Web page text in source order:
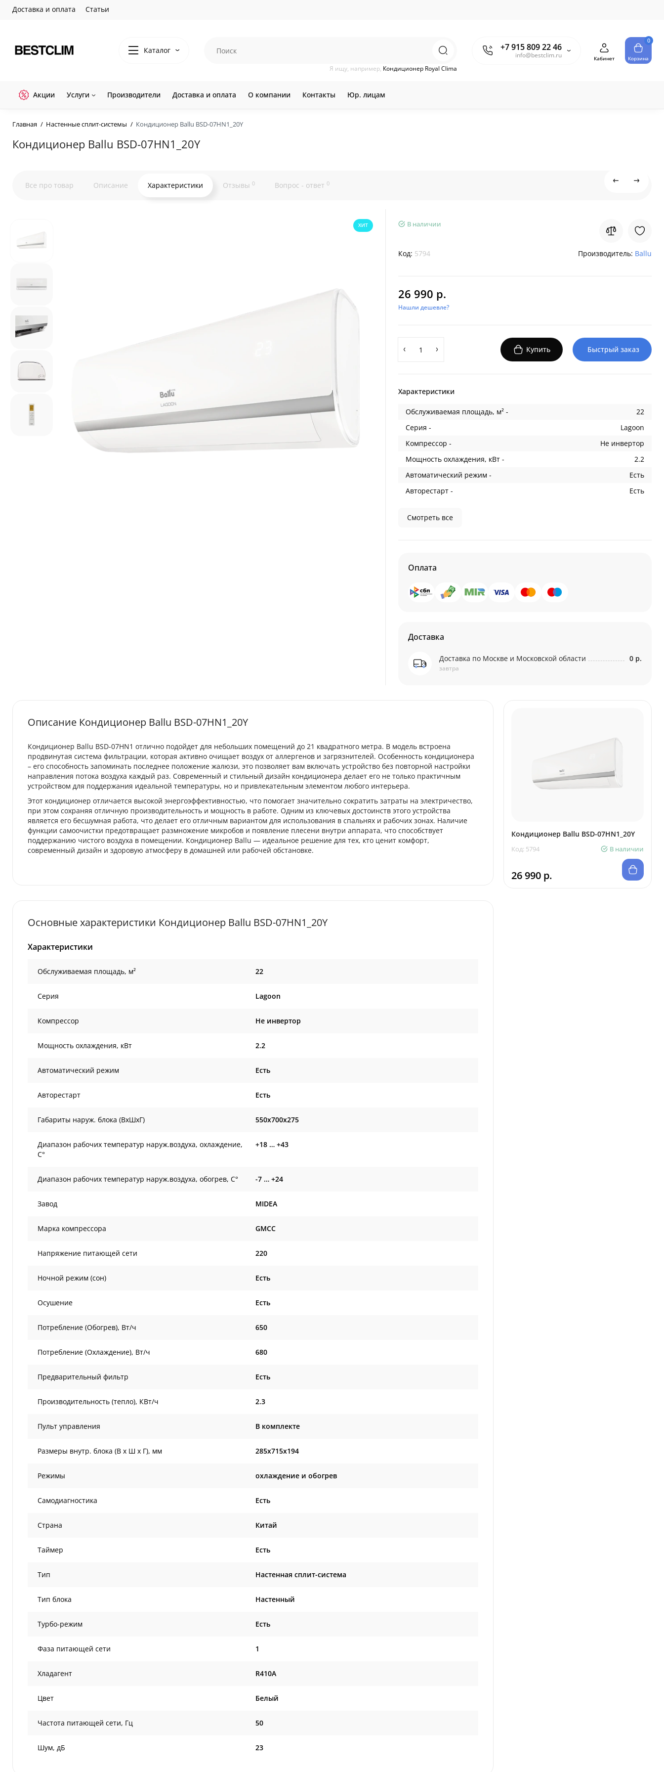
Доставка и оплата Статьи
Каталог +7 915 809 22 46
info@bestclim.ru
Я ищу, например, Кондиционер Royal Clima
Кабинет
0
Корзина
Акции Услуги Производители Доставка и оплата О компании Контакты Юр. лицам
Главная Настенные сплит-системы Кондиционер Ballu BSD-07HN1_20Y
Кондиционер Ballu BSD-07HN1_20Y
Все про товар Описание Характеристики Отзывы 0 Вопрос - ответ 0
ХИТ В наличии
Код: 5794 Производитель: Ballu
26 990 р.
Нашли дешевле?
Купить Быстрый заказ
Характеристики
Обслуживаемая площадь, м² -
22
Серия -
Lagoon
Компрессор -
Не инвертор
Мощность охлаждения, кВт -
2.2
Автоматический режим -
Есть
Авторестарт -
Есть
Смотреть все
Оплата
Доставка
Доставка по Москве и Московской области
завтра
0 р.
Описание Кондиционер Ballu BSD-07HN1_20Y
Кондиционер Ballu BSD-07HN1 отлично подойдет для небольших помещений до 21 квадратного метра. В модель встроена
продвинутая система фильтрации, которая активно очищает воздух от аллергенов и загрязнителей. Особенность кондиционера
– его способность запоминать последнее положение жалюзи, это позволяет вам включать устройство без повторной настройки
направления потока воздуха каждый раз. Современный и стильный дизайн кондиционера делает его не только практичным
устройством для поддержания идеальной температуры, но и привлекательным элементом любого интерьера.
Этот кондиционер отличается высокой энергоэффективностью, что помогает значительно сократить затраты на электричество,
при этом сохраняя отличную производительность и мощность в работе. Одним из ключевых достоинств этого устройства
является его бесшумная работа, что делает его отличным вариантом для использования в спальнях и рабочих зонах. Наличие
функции самоочистки предотвращает размножение микробов и появление плесени внутри аппарата, что способствует
поддержанию чистого воздуха в помещении. Кондиционер Ballu — идеальное решение для тех, кто ценит комфорт,
современный дизайн и здоровую атмосферу в домашней или рабочей обстановке.
Основные характеристики Кондиционер Ballu BSD-07HN1_20Y
Характеристики
Обслуживаемая площадь, м² 22
Серия Lagoon
Компрессор Не инвертор
Мощность охлаждения, кВт 2.2
Автоматический режим Есть
Авторестарт Есть
Габариты наруж. блока (ВxШxГ) 550x700x275
Диапазон рабочих температур наруж.воздуха, охлаждение,
С°
+18 … +43
Диапазон рабочих температур наруж.воздуха, обогрев, С° -7 … +24
Завод MIDEA
Марка компрессора GMCC
Напряжение питающей сети 220
Ночной режим (сон) Есть
Осушение Есть
Потребление (Обогрев), Вт/ч 650
Потребление (Охлаждение), Вт/ч 680
Предварительный фильтр Есть
Производительность (тепло), КВт/ч 2.3
Пульт управления В комплекте
Размеры внутр. блока (В х Ш х Г), мм 285x715x194
Режимы охлаждение и обогрев
Самодиагностика Есть
Страна Китай
Таймер Есть
Тип Настенная сплит-система
Тип блока Настенный
Турбо-режим Есть
Фаза питающей сети 1
Хладагент R410A
Цвет Белый
Частота питающей сети, Гц 50
Шум, дБ 23
Кондиционер Ballu BSD-07HN1_20Y
Код: 5794 В наличии
26 990 р.